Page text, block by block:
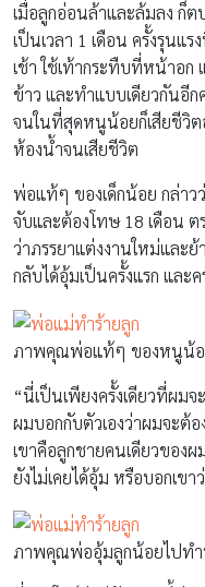
เมื่อลูกอ่อนล้าและล้มลง ก็
เป็นเวลา 1 เดือน ครั้งรุนแ
เช้า ใช้เท้ากระทืบที่หน้าอ
ข้าว และทำแบบเดียวกันอี
จนในที่สุดหนูน้อยก็เสียชีวิ
ห้องน้ำจนเสียชีวิต
พ่อแท้ๆ ของเด็กน้อย กล่าว
จับและต้องโทษ 18 เดือน ต
ว่าภรรยาแต่งงานใหม่และ
กลับได้อุ้มเป็นครั้งแรก และ
ภาพคุณพ่อแท้ๆ ของหนูน้อย
“นี่เป็นเพียงครั้งเดียวที่ผม
ผมบอกกับตัวเองว่าผมจะต้
เขาคือลูกชายคนเดียวของผ
ยังไม่เคยได้อุ้ม หรือบอกเข
ภาพคุณพ่ออุ้มลูกน้อยไปท